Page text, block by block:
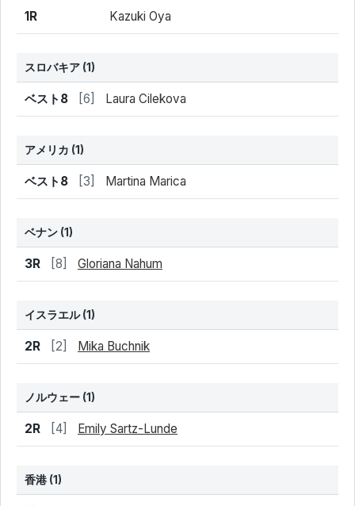
1R Kazuki Oya
スロバキア (1)
結果 シード 選手名
ベスト8 [6] Laura Cilekova
アメリカ (1)
結果 シード 選手名
ベスト8 [3] Martina Marica
ベナン (1)
結果 シード 選手名
3R [8] Gloriana Nahum
イスラエル(1)
結果 シード 選手名
2R [2] Mika Buchnik
ノルウェー (1)
結果 シード 選手名
2R [4] Emily Sartz-Lunde
香港 (1)